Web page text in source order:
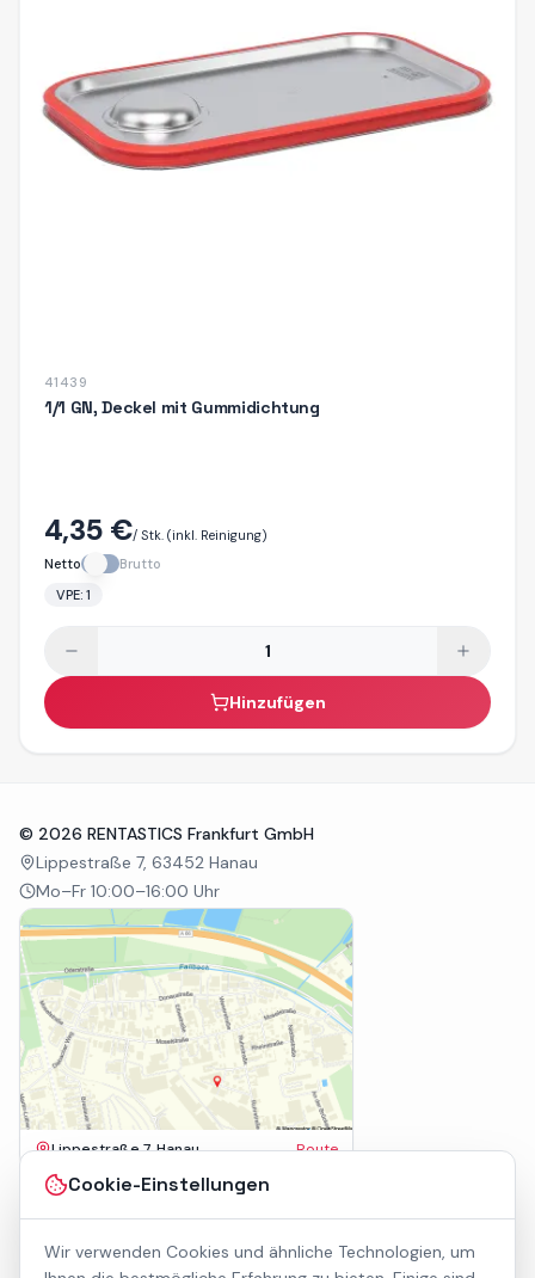
Cookie-Einstellungen
Wir verwenden Cookies und ähnliche Technologien, um
41439
1/1 GN, Deckel mit Gummidichtung
4,35 €/ Stk.(inkl. Reinigung)
Netto
Brutto
VPE: 1
Hinzufügen
© 2026 RENTASTICS Frankfurt GmbH
Lippestraße 7, 63452 Hanau
Mo–Fr 10:00–16:00 Uhr
Lippestraße 7, Hanau Route
Impressum
Barrierefreiheit